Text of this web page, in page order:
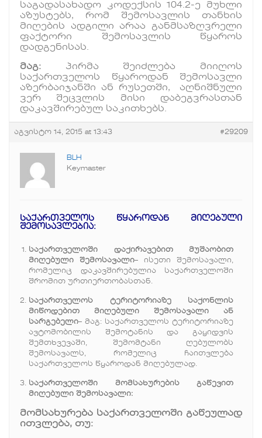
საგადასახადო კოდექსის 104.2-ე მუხლი
აზუსტებს, რომ შემოსავლის თანხის
მიღების ადგილი არაა განმსაზღვრელი
ფაქტორი შემოსავლის წყაროს
დადგენისას.
მაგ: პირმა შეიძლება მიიღოს
საქართველოს წყაროდან შემოსავლი
აზერბაიჯანში ან რუსეთში, აღნიშნული
ვერ შეცვლის მისი დაბეგვრასთან
დაკავშირებულ საკითხებს.
აგვისტო 14, 2015 at 13:43 #29209
BLH
Keymaster
საქართველოს წყაროდან მიღებული
შემოსავლებია:
საქართველოში დაქირავებით მუშაობით
მიღებული შემოსავალი– ისეთი შემოსავალი,
რომელიც დაკავშირებულია საქართველოში
შრომით ურთიერთობასთან.
საქართველოს ტერიტორიაზე საქონლის
მიწოდებით მიღებული შემოსავალი ან
სარგებელი– მაგ: საქართველოს ტერიტორიაზე
ავტომობილის შემოტანის და გაყიდვის
შემთხვევაში, შემომტანი ღებულობს
შემოსავალს, რომელიც ჩაითვლება
საქართველოს წყაროდან მიღებულად.
საქართველოში მომსახურების გაწევით
მიღებული შემოსავალი:
მომსახურება საქართველოში გაწეულად
ითვლება, თუ: